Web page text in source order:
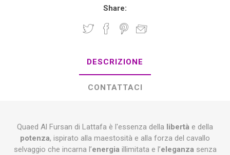
Share:
DESCRIZIONE
CONTATTACI
Quaed Al Fursan di Lattafa è l'essenza della libertà e della
potenza, ispirato alla maestosità e alla forza del cavallo
selvaggio che incarna l’energiaillimitata e l’eleganzasenza